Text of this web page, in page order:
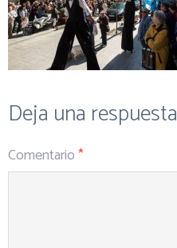
Deja una respuesta
Comentario*